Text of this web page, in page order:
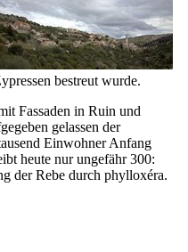
bestreut wurde.
Fassaden in Ruin und
gelassen der
Einwohner Anfang
heute nur ungefähr 300:
der Rebe durch phylloxéra.